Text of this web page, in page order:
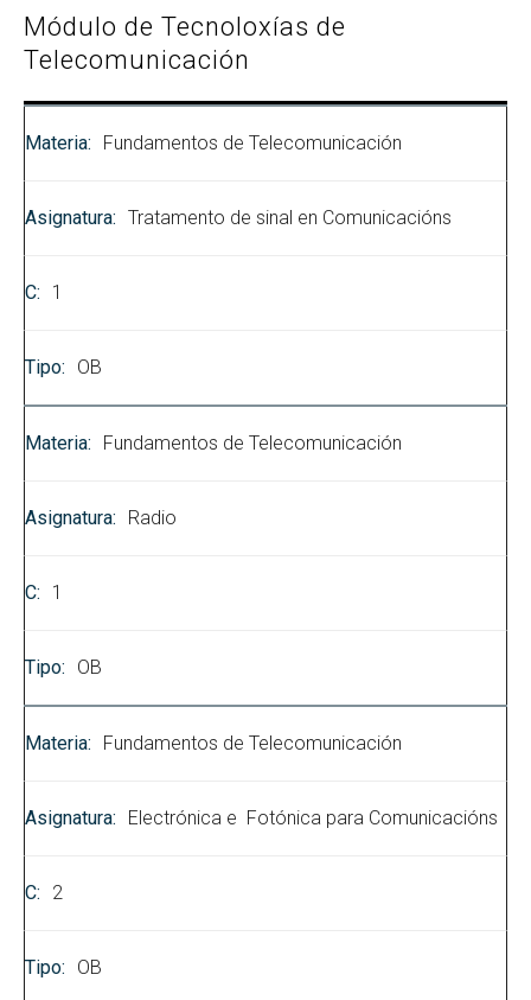
Módulo de Tecnoloxías de
Telecomunicación
Fundamentos de Telecomunicación
Tratamento de sinal en Comunicacións
1
OB
Fundamentos de Telecomunicación
Radio
1
OB
Fundamentos de Telecomunicación
Electrónica e Fotónica para Comunicacións
2
OB